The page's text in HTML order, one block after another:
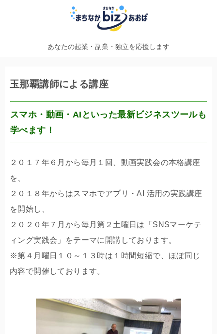
あなたの起業・副業・独立を応援します
玉那覇講師による講座
スマホ・動画・AIといった最新ビジネスツールも
学べます！
２０１７年６月から毎月１回、動画実践会の本格講座
を、
２０１８年からはスマホでアプリ・AI 活用の実践講座
を開始し、
２０２０年７月から毎月第２土曜日は「SNSマーケテ
ィング実践会」をテーマに開講しております。
※第４月曜日１０～１３時は１時間短縮で、ほぼ同じ
内容で開催しております。